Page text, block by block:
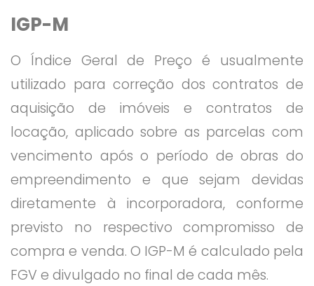
IGP-M
O Índice Geral de Preço é usualmente
utilizado para correção dos contratos de
aquisição de imóveis e contratos de
locação, aplicado sobre as parcelas com
vencimento após o período de obras do
empreendimento e que sejam devidas
diretamente à incorporadora, conforme
previsto no respectivo compromisso de
compra e venda. O IGP-M é calculado pela
FGV e divulgado no final de cada mês.